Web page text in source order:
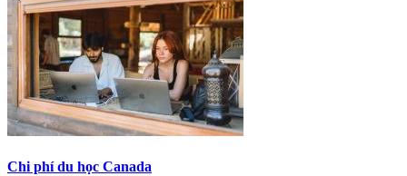
Chi phí du học Canada